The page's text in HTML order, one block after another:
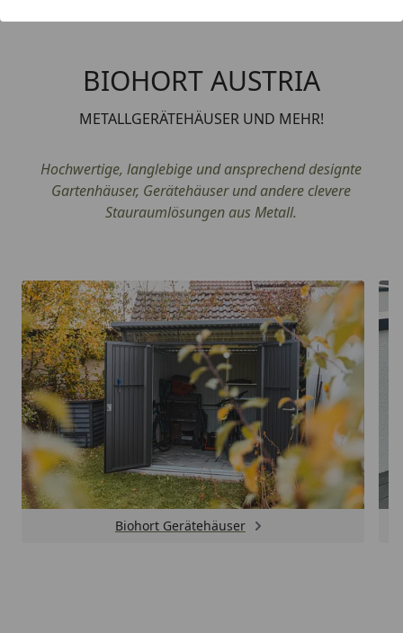
BIOHORT AUSTRIA
METALLGERÄTEHÄUSER UND MEHR!
Hochwertige, langlebige und ansprechend designte
Gartenhäuser, Gerätehäuser und andere clevere
Stauraumlösungen aus Metall.
Biohort Gerätehäuser